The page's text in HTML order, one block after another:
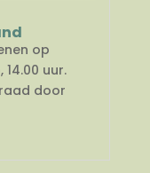
op
uur.
door